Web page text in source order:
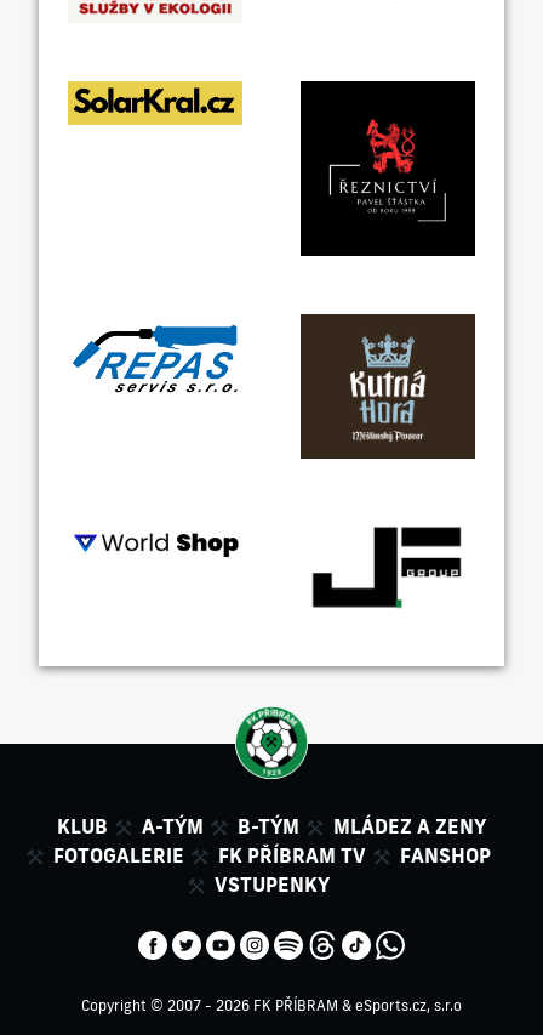
KLUB A-TÝM B-TÝM
MLÁDEZ A ZENY
FOTOGALERIE
FK PŘÍBRAM TV
FANSHOP
VSTUPENKY
Copyright © 2007 - 2026 FK PŘÍBRAM & eSports.cz, s.r.o